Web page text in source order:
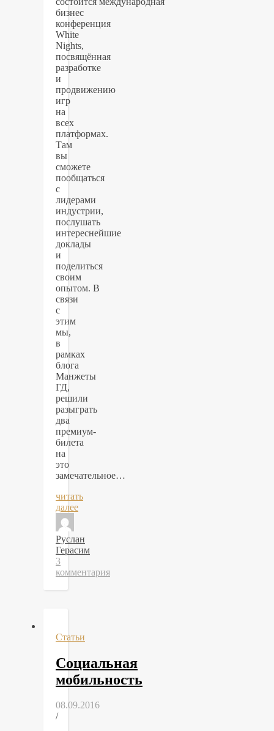
бизнес
конференция
White
Nights,
посвящённая
разработке
и
продвижению
игр
на
всех
платформах.
Там
вы
сможете
пообщаться
с
лидерами
индустрии,
послушать
интереснейшие
доклады
и
поделиться
своим
опытом. В
связи
с
этим
мы,
в
рамках
блога
Манжеты
ГД,
решили
разыграть
два
премиум-
билета
на
это
замечательное…
читать
далее
Руслан
Герасим
3
комментария
Статьи
Социальная
мобильность
08.09.2016
/